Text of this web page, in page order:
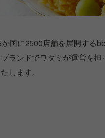
国に2500店舗を展開する
ランドでワタミが運営を
します。